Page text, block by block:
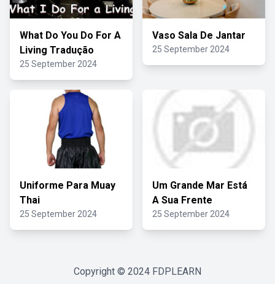
What Do You Do For A
Living Tradução
25 September 2024
Vaso Sala De Jantar
25 September 2024
Uniforme Para Muay
Thai
25 September 2024
Um Grande Mar Está
A Sua Frente
25 September 2024
Copyright © 2024 FDPLEARN